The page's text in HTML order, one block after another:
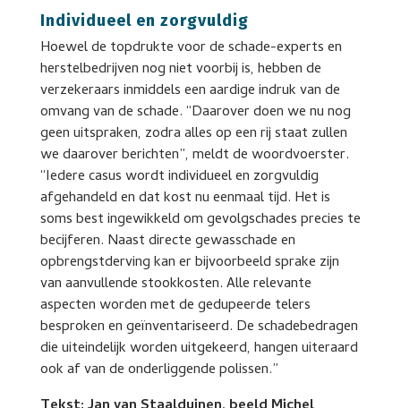
Individueel en zorgvuldig
Hoewel de topdrukte voor de schade-experts en
herstelbedrijven nog niet voorbij is, hebben de
verzekeraars inmiddels een aardige indruk van de
omvang van de schade. “Daarover doen we nu nog
geen uitspraken, zodra alles op een rij staat zullen
we daarover berichten”, meldt de woordvoerster.
“Iedere casus wordt individueel en zorgvuldig
afgehandeld en dat kost nu eenmaal tijd. Het is
soms best ingewikkeld om gevolgschades precies te
becijferen. Naast directe gewasschade en
opbrengstderving kan er bijvoorbeeld sprake zijn
van aanvullende stookkosten. Alle relevante
aspecten worden met de gedupeerde telers
besproken en geïnventariseerd. De schadebedragen
die uiteindelijk worden uitgekeerd, hangen uiteraard
ook af van de onderliggende polissen.”